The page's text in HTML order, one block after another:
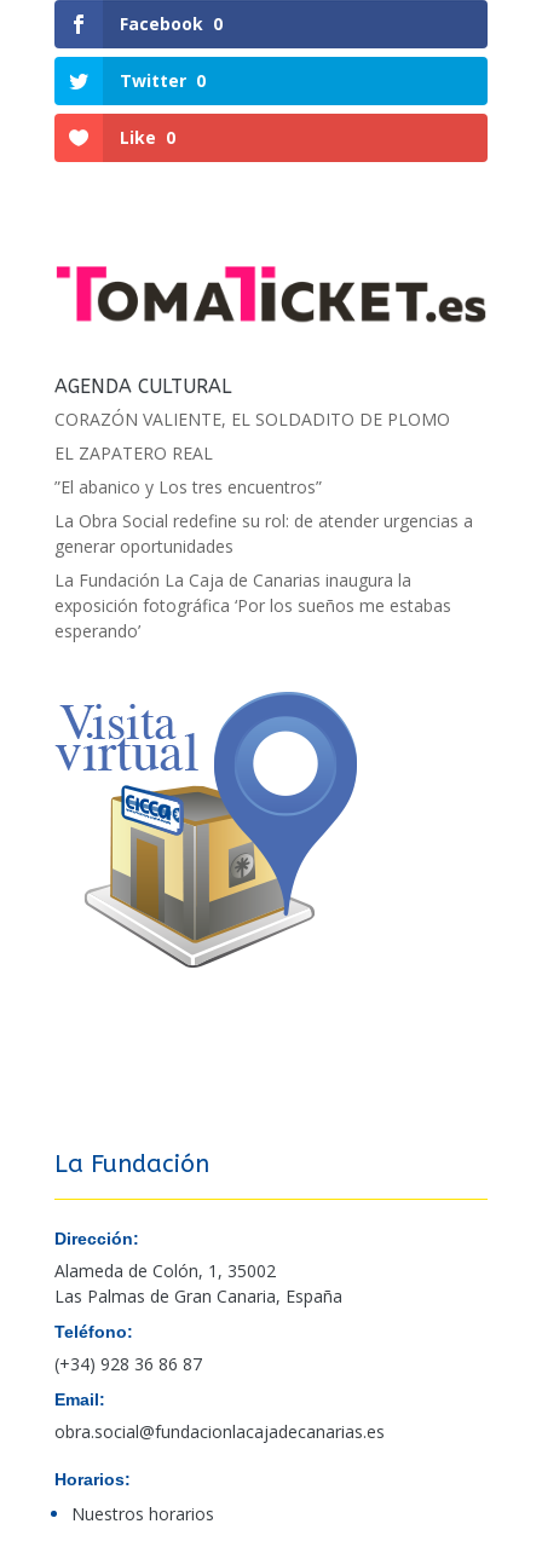
Facebook 0
Twitter 0
Like 0
AGENDA CULTURAL
CORAZÓN VALIENTE, EL SOLDADITO DE PLOMO
EL ZAPATERO REAL
”El abanico y Los tres encuentros”
La Obra Social redefine su rol: de atender urgencias a
generar oportunidades
La Fundación La Caja de Canarias inaugura la
exposición fotográfica ‘Por los sueños me estabas
esperando’
La Fundación
Dirección:
Alameda de Colón, 1, 35002
Las Palmas de Gran Canaria, España
Teléfono:
(+34) 928 36 86 87
Email:
obra.social@fundacionlacajadecanarias.es
Horarios:
Nuestros horarios